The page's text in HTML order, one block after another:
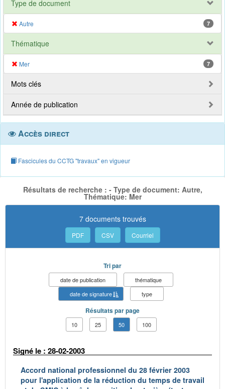
Type de document
Autre 7
Thématique
Mer 7
Mots clés
Année de publication
Accès direct
Fascicules du CCTG "travaux" en vigueur
Résultats de recherche : - Type de document: Autre,
Thématique: Mer
7 documents trouvés
PDF CSV Courriel
Tri par
date de publication
thématique
date de signature
type
Résultats par page
10 25 50 100
Signé le : 28-02-2003
Accord national professionnel du 28 février 2003
pour l'application de la réduction du temps de travail